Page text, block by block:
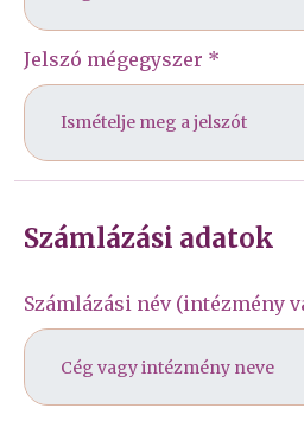
Jelszó mégegyszer *
Számlázási adatok
Számlázási név (intézmény